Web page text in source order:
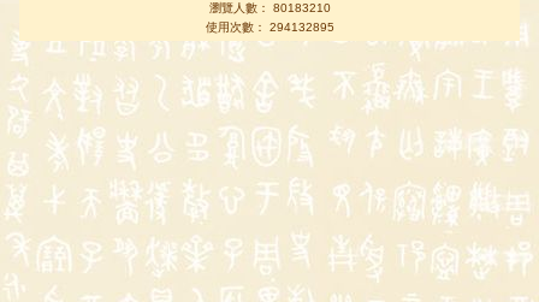
瀏覽人數： 80183210
使用次數： 294132895